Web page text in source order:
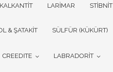
KALKANTİT LARİMAR STİBNİT
& ŞATAKİT SÜLFÜR (KÜKÜRT)
CREEDITE LABRADORİT